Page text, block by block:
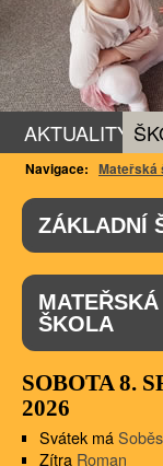
AKTUALITY
Navigace: Mateřská
ZÁKLADNÍ
MATEŘSKÁ
ŠKOLA
SOBOTA 8.
2026
Svátek má
Zítra Roman